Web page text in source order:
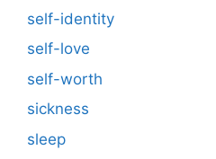
self-identity
self-love
self-worth
sickness
sleep